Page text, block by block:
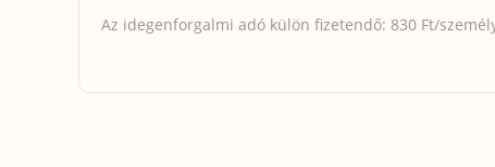
Az idegenforgalmi adó külön fizetendő: 830 Ft/